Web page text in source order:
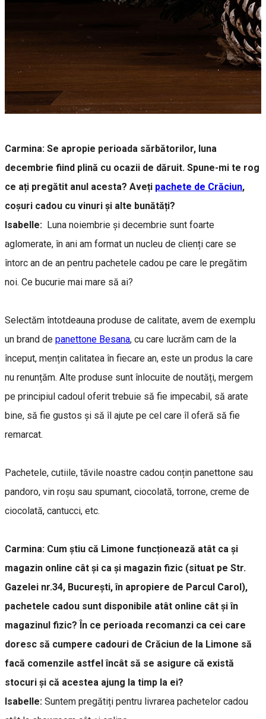
Carmina: Se apropie perioada sărbătorilor, luna
decembrie fiind plină cu ocazii de dăruit. Spune-mi te rog
ce ați pregătit anul acesta? Aveți pachete de Crăciun,
coșuri cadou cu vinuri și alte bunătăți?
Isabelle: Luna noiembrie și decembrie sunt foarte
aglomerate, în ani am format un nucleu de clienți care se
întorc an de an pentru pachetele cadou pe care le pregătim
noi. Ce bucurie mai mare să ai?
Selectăm întotdeauna produse de calitate, avem de exemplu
un brand de panettone Besana, cu care lucrăm cam de la
început, mențin calitatea în fiecare an, este un produs la care
nu renunțăm. Alte produse sunt înlocuite de noutăți, mergem
pe principiul cadoul oferit trebuie să fie impecabil, să arate
bine, să fie gustos și să îl ajute pe cel care îl oferă să fie
remarcat.
Pachetele, cutiile, tăvile noastre cadou conțin panettone sau
pandoro, vin roșu sau spumant, ciocolată, torrone, creme de
ciocolată, cantucci, etc.
Carmina: Cum știu că Limone funcționează atât ca și
magazin online cât și ca și magazin fizic (situat pe Str.
Gazelei nr.34, București, în apropiere de Parcul Carol),
pachetele cadou sunt disponibile atât online cât și în
magazinul fizic? În ce perioada recomanzi ca cei care
doresc să cumpere cadouri de Crăciun de la Limone să
facă comenzile astfel încât să se asigure că există
stocuri și că acestea ajung la timp la ei?
Isabelle: Suntem pregătiți pentru livrarea pachetelor cadou